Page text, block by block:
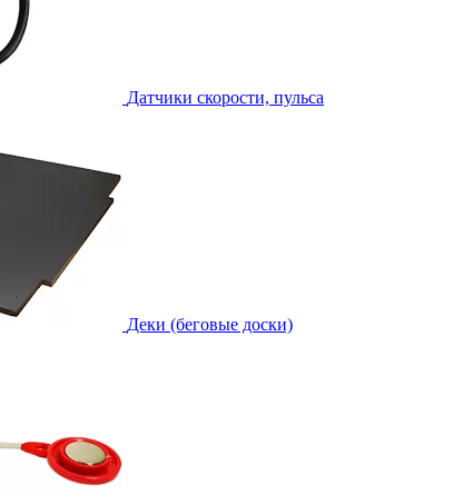
Датчики скорости, пульса
Деки (беговые доски)